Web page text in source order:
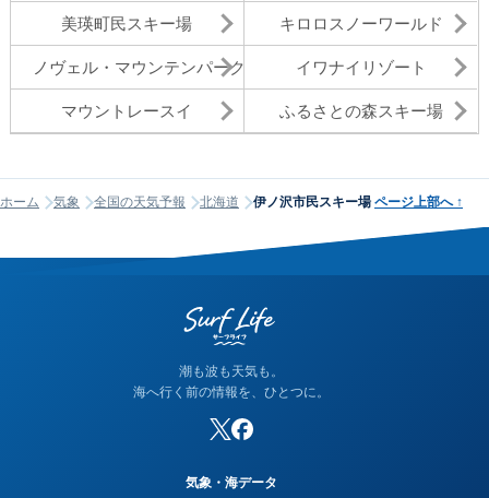
美瑛町民スキー場 キロロスノーワールド
ノヴェル・マウンテンパーク イワナイリゾート
マウントレースイ ふるさとの森スキー場
ホーム 気象 全国の天気予報 北海道 伊ノ沢市民スキー場 ページ上部へ ↑
潮も波も天気も。
海へ行く前の情報を、ひとつに。
気象・海データ